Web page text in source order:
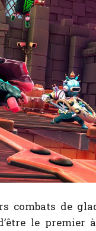
combats de
le premier